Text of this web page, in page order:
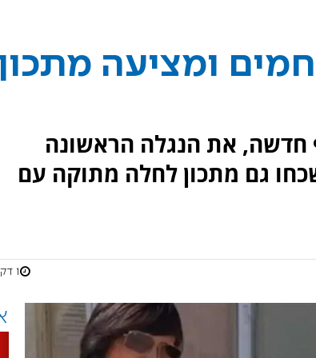
ומציעה
חדשה, את הנגלה הראשונה
גם מתכון לחלה מתוקה עם
1 דקות